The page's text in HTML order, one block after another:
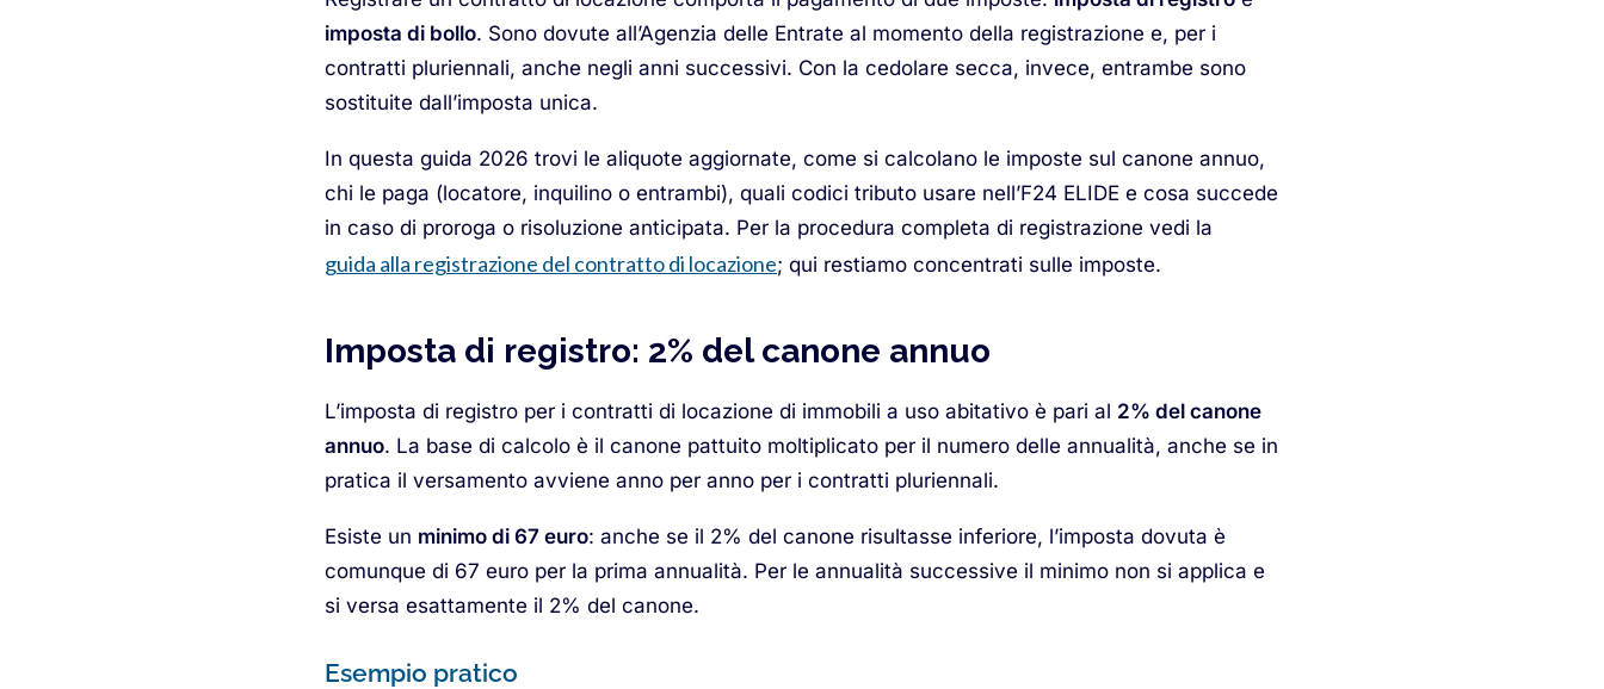
imposta di bollo. Sono dovute all’Agenzia delle Entrate al momento della registrazione e, per i
contratti pluriennali, anche negli anni successivi. Con la cedolare secca, invece, entrambe sono
sostituite dall’imposta unica.
In questa guida 2026 trovi le aliquote aggiornate, come si calcolano le imposte sul canone annuo,
chi le paga (locatore, inquilino o entrambi), quali codici tributo usare nell’F24 ELIDE e cosa succede
in caso di proroga o risoluzione anticipata. Per la procedura completa di registrazione vedi la
guida alla registrazione del contratto di locazione; qui restiamo concentrati sulle imposte.
Imposta di registro: 2% del canone annuo
L’imposta di registro per i contratti di locazione di immobili a uso abitativo è pari al 2% del canone
annuo. La base di calcolo è il canone pattuito moltiplicato per il numero delle annualità, anche se in
pratica il versamento avviene anno per anno per i contratti pluriennali.
Esiste un minimo di 67 euro: anche se il 2% del canone risultasse inferiore, l’imposta dovuta è
comunque di 67 euro per la prima annualità. Per le annualità successive il minimo non si applica e
si versa esattamente il 2% del canone.
Esempio pratico